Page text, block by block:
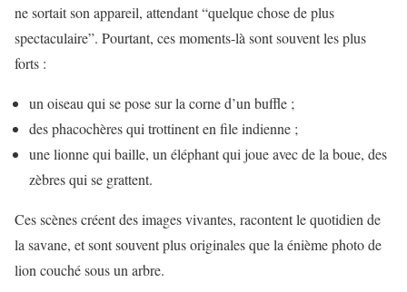
ne sortait son appareil, attendant “quelque chose de plus
spectaculaire”. Pourtant, ces moments-là sont souvent les plus
forts :
un oiseau qui se pose sur la corne d’un buffle ;
des phacochères qui trottinent en file indienne ;
une lionne qui baille, un éléphant qui joue avec de la boue, des
zèbres qui se grattent.
Ces scènes créent des images vivantes, racontent le quotidien de
la savane, et sont souvent plus originales que la énième photo de
lion couché sous un arbre.